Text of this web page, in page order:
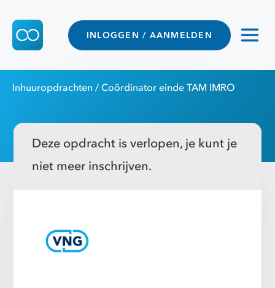
INLOGGEN / AANMELDEN
Inhuuropdrachten / Coördinator einde TAM IMRO
Deze opdracht is verlopen, je kunt je
niet meer inschrijven.